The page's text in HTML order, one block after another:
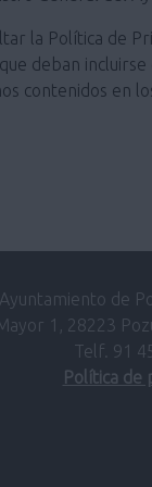
la Política de
que deban
contenidos en
Ayuntamiento de
1, 28223
Telf. 91
Política de